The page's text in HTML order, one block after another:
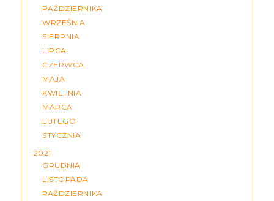
PAŹDZIERNIKA
WRZEŚNIA
SIERPNIA
LIPCA
CZERWCA
MAJA
KWIETNIA
MARCA
LUTEGO
STYCZNIA
2021
GRUDNIA
LISTOPADA
PAŹDZIERNIKA